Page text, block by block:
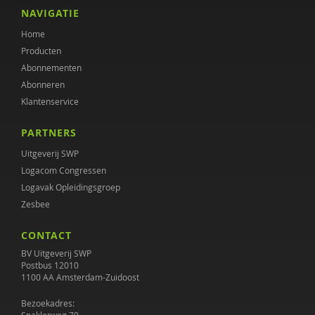
Lenneke Docter
Stasja Draisma
Jos Dröes
Merijn Eikelenboom
Janine Groeneveld
Maaike Habra
Jet Heering
Michiel van Hees
Cindy Heezius
NAVIGATIE
Home
Producten
Abonnementen
Abonneren
Klantenservice
PARTNERS
Uitgeverij SWP
Logacom Congressen
Logavak Opleidingsgroep
Zesbee
CONTACT
BV Uitgeverij SWP
Postbus 12010
1100 AA Amsterdam-Zuidoost
Bezoekadres: